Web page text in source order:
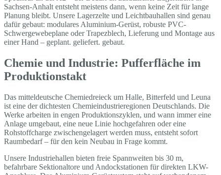
Sachsen-Anhalt entsteht meistens dann, wenn keine Zeit für lange
Planung bleibt. Unsere Lagerzelte und Leichtbauhallen sind genau
dafür gebaut: modulares Aluminium-Gerüst, robuste PVC-
Schwergewebeplane oder Trapezblech, Lieferung und Montage aus
einer Hand – geplant. geliefert. gebaut.
Chemie und Industrie: Pufferfläche im
Produktionstakt
Das mitteldeutsche Chemiedreieck um Halle, Bitterfeld und Leuna
ist eine der dichtesten Chemieindustrieregionen Deutschlands. Die
Werke arbeiten in engen Produktionszyklen, und wann immer eine
Anlage umgebaut, eine neue Linie hochgefahren oder eine
Rohstoffcharge zwischengelagert werden muss, entsteht sofort
Raumbedarf – für den kein Neubau in Frage kommt.
Unsere Industriehallen bieten freie Spannweiten bis 30 m,
befahrbare Sektionaltore und Andockstationen für direkten LKW-